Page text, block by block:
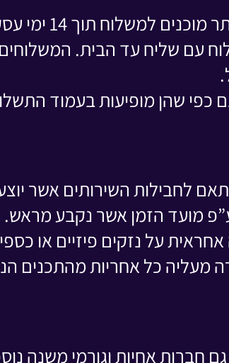
למשלוח תוך 14 ימי עסקים.
עם שליח עד הבית.
כפי שהן מופיעות בעמוד
לחבילות השירותים אשר
מועד הזמן אשר נקבע מראש.
על נזקים פיזיים או
מעליה כל אחריות מהתכנים
חברות אחיות וגורמי משנה